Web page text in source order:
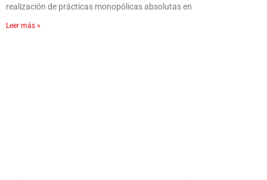
realización de prácticas monopólicas absolutas en
Leer más »